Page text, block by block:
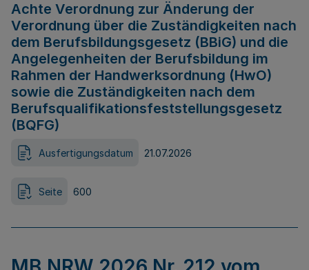
Achte Verordnung zur Änderung der
Verordnung über die Zuständigkeiten nach
dem Berufsbildungsgesetz (BBiG) und die
Angelegenheiten der Berufsbildung im
Rahmen der Handwerksordnung (HwO)
sowie die Zuständigkeiten nach dem
Berufsqualifikationsfeststellungsgesetz
(BQFG)
Ausfertigungsdatum 21.07.2026
Seite 600